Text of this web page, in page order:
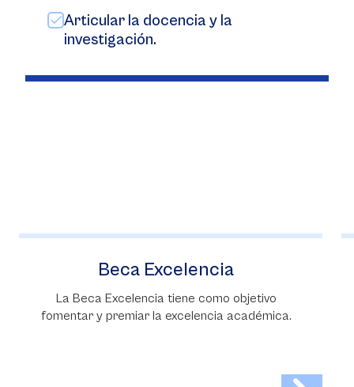
Articular la docencia y la
investigación.
Ventajas de ser IB
Con este programa podrán tener diferentes
ventajas en la Sabana.